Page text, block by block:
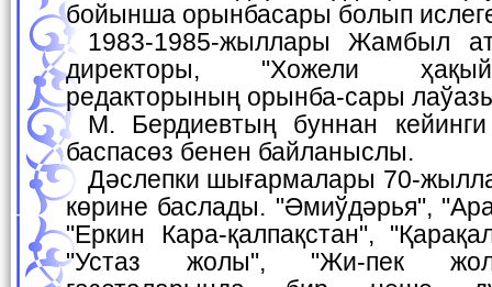
бойынша орынбасары болып
1983-1985-жыллары Жамбыл атындағы мектептиң
директоры, "Хожели
редакторының орынба-сары
М. Бердиевтың буннан кейинги хызмети тиккелей
баспасөз бенен байланыслы.
Дәслепки шығармалары 70-жыллардың орталарында
көрине баслады. "Әмиўдәрья",
"Еркин Кара-қалпақстан",
"Устаз жолы", "Жи-пек